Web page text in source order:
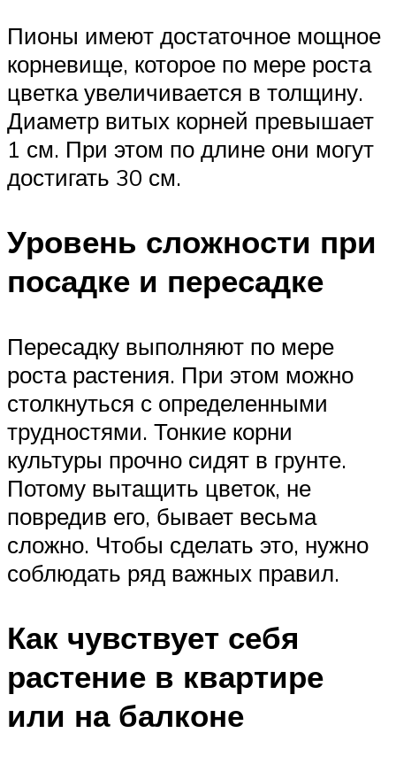
Пионы имеют достаточное мощное
корневище, которое по мере роста
цветка увеличивается в толщину.
Диаметр витых корней превышает
1 см. При этом по длине они могут
достигать 30 см.
Уровень сложности при
посадке и пересадке
Пересадку выполняют по мере
роста растения. При этом можно
столкнуться с определенными
трудностями. Тонкие корни
культуры прочно сидят в грунте.
Потому вытащить цветок, не
повредив его, бывает весьма
сложно. Чтобы сделать это, нужно
соблюдать ряд важных правил.
Как чувствует себя
растение в квартире
или на балконе